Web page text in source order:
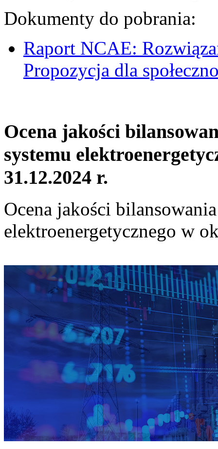
Dokumenty do pobrania:
Raport NCAE:
Propozycja dla
Ocena jakości
systemu
31.12.2024 r.
Ocena jakości
elektroenergetycznego w